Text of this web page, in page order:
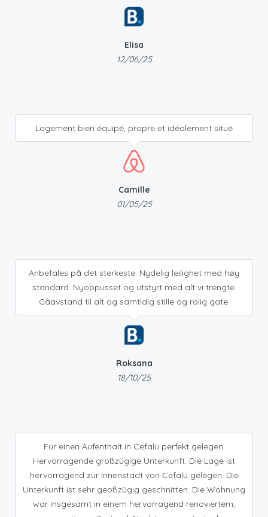
Elisa
12/06/25
Logement bien équipé, propre et idéalement situé
Camille
01/05/25
Anbefales på det sterkeste. Nydelig leilighet med høy
standard. Nyoppusset og utstyrt med alt vi trengte.
Gåavstand til alt og samtidig stille og rolig gate.
Roksana
18/10/25
Für einen Aufenthalt in Cefalú perfekt gelegen.
Hervorragende großzügige Unterkunft. Die Lage ist
hervorragend zur Innenstadt von Cefalú gelegen. Die
Unterkunft ist sehr geoßzügig geschnitten. Die Wohnung
war insgesamt in einem hervorragend renoviertem,